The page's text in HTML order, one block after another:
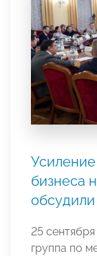
бизнеса
25
группа по